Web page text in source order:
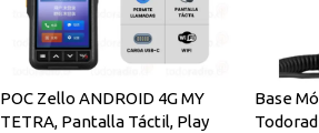
POC Zello ANDROID 4G MY
TETRA, Pantalla Táctil, Play
Base